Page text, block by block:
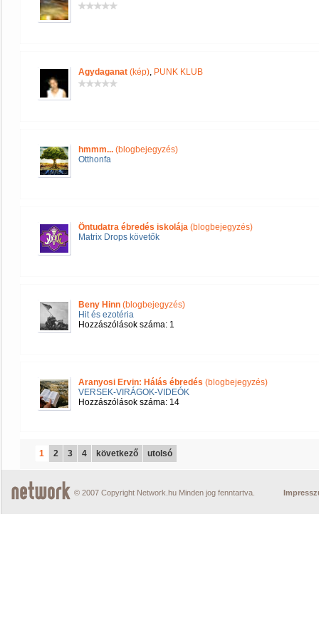
Agydaganat (kép), PUNK KLUB
hmmm... (blogbejegyzés)
Otthonfa
Öntudatra ébredés iskolája (blogbejegyzés)
Matrix Drops követők
Beny Hinn (blogbejegyzés)
Hit és ezotéria
Hozzászólások száma: 1
Aranyosi Ervin: Hálás ébredés (blogbejegyzés)
VERSEK-VIRÁGOK-VIDEÓK
Hozzászólások száma: 14
1 2 3 4 következő utolsó
© 2007 Copyright Network.hu Minden jog fenntartva.